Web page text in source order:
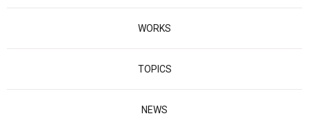
WORKS
TOPICS
NEWS